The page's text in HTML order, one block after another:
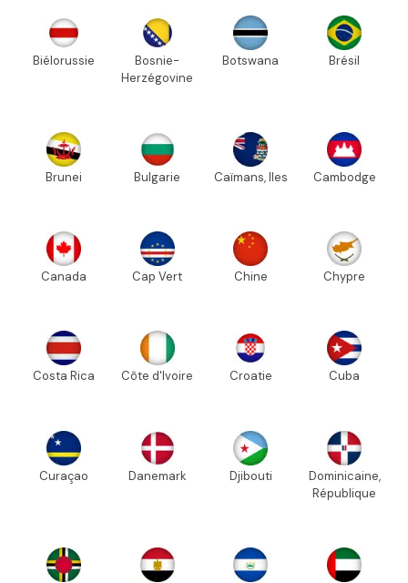
Biélorussie
Bosnie-
Herzégovine
Botswana Brésil
Brunei Bulgarie Caïmans, Iles Cambodge
Canada Cap Vert Chine Chypre
Costa Rica Côte d'Ivoire Croatie Cuba
Curaçao Danemark Djibouti
Dominicaine,
République